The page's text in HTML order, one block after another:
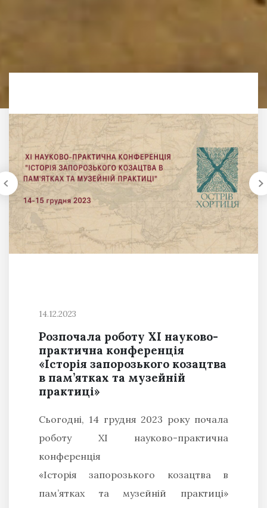
14.12.2023
Розпочала роботу ХІ науково-
практична конференція
«Історія запорозького козацтва
в пам’ятках та музейній
практиці»
Сьогодні, 14 грудня 2023 року почала
роботу ХІ науково-практична
конференція
«Історія запорозького козацтва в
пам’ятках та музейній практиці»